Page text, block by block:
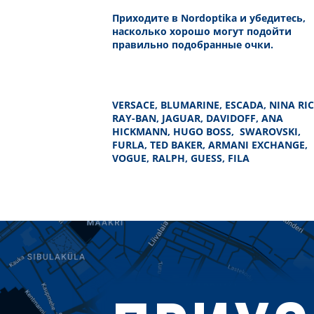
Приходите в Nordoptika и убедитесь,
насколько хорошо могут подойти
правильно подобранные очки.
VERSACE, BLUMARINE, ESCADA, NINA
RAY-BAN, JAGUAR, DAVIDOFF, ANA
HICKMANN, HUGO BOSS, SWAROVSKI,
FURLA, TED BAKER, ARMANI EXCHANGE,
VOGUE, RALPH, GUESS, FILA